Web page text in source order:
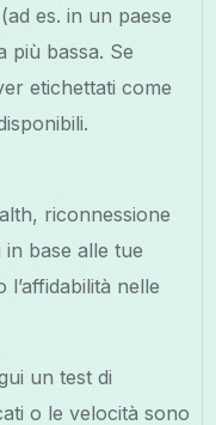
es. in un paese
più bassa. Se
etichettati come
riconnessione
base alle tue
l’affidabilità nelle
un test di
o le velocità sono